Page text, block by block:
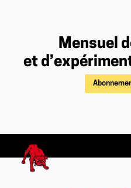
Mensuel
et